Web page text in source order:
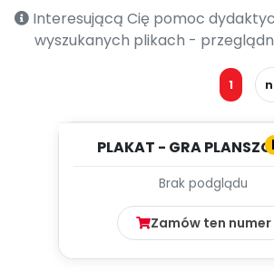
Interesującą Cię pomoc
wyszukanych plikach -
1
PLAKAT - GRA
Brak podglądu
Zamów ten numer